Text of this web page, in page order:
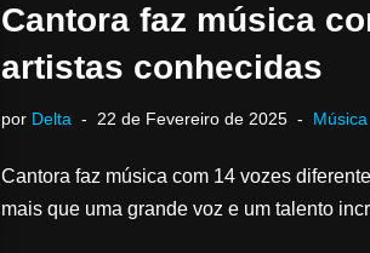
Cantora faz música
artistas conhecidas
por Delta 22 de Fevereiro de 2025 Música
Cantora faz música com 14 vozes
mais que uma grande voz e um talento